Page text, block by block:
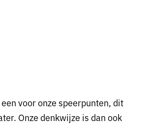
voor onze speerpunten, dit
Onze denkwijze is dan ook